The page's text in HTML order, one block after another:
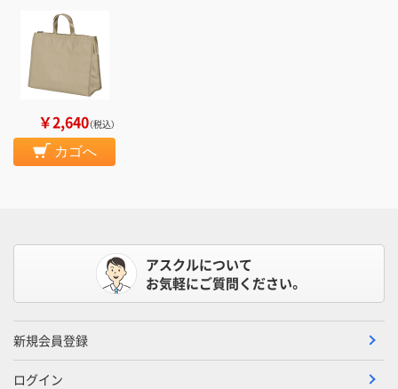
￥2,640（税込）
カゴへ
アスクルについて
お気軽にご質問ください。
新規会員登録
ログイン